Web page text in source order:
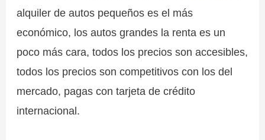
alquiler de autos pequeños es el más
económico, los autos grandes la renta es un
poco más cara, todos los precios son accesibles,
todos los precios son competitivos con los del
mercado, pagas con tarjeta de crédito
internacional.